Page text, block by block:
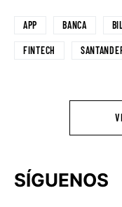
APP BANCA
FINTECH
SÍGUENOS